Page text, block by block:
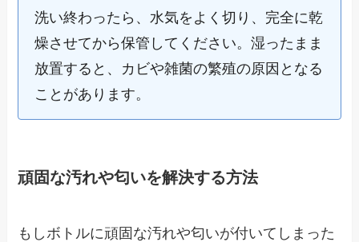
洗い終わったら、水気をよく切り、完全に乾
燥させてから保管してください。湿ったまま
放置すると、カビや雑菌の繁殖の原因となる
ことがあります。
頑固な汚れや匂いを解決する方法
もしボトルに頑固な汚れや匂いが付いてしまった